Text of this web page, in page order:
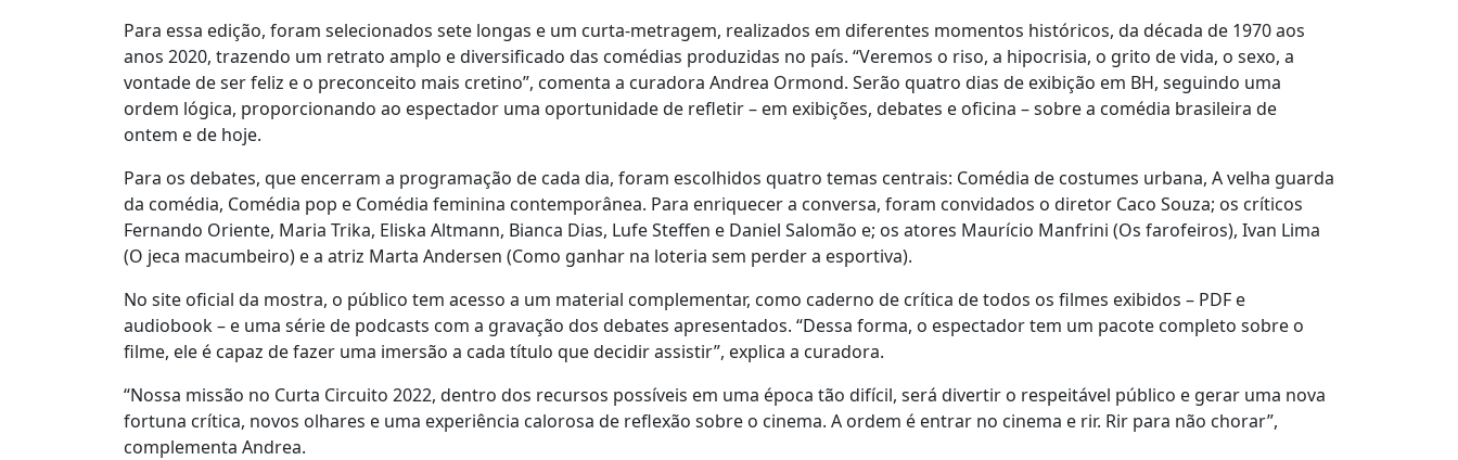
Para essa edição, foram selecionados sete longas e um curta-metragem, realizados em diferentes momentos históricos, da década de 1970 aos
anos 2020, trazendo um retrato amplo e diversificado das comédias produzidas no país. “Veremos o riso, a hipocrisia, o grito de vida, o sexo, a
vontade de ser feliz e o preconceito mais cretino”, comenta a curadora Andrea Ormond. Serão quatro dias de exibição em BH, seguindo uma
ordem lógica, proporcionando ao espectador uma oportunidade de refletir – em exibições, debates e oficina – sobre a comédia brasileira de
ontem e de hoje.
Para os debates, que encerram a programação de cada dia, foram escolhidos quatro temas centrais: Comédia de costumes urbana, A velha guarda
da comédia, Comédia pop e Comédia feminina contemporânea. Para enriquecer a conversa, foram convidados o diretor Caco Souza; os críticos
Fernando Oriente, Maria Trika, Eliska Altmann, Bianca Dias, Lufe Steffen e Daniel Salomão e; os atores Maurício Manfrini (Os farofeiros), Ivan Lima
(O jeca macumbeiro) e a atriz Marta Andersen (Como ganhar na loteria sem perder a esportiva).
No site oficial da mostra, o público tem acesso a um material complementar, como caderno de crítica de todos os filmes exibidos – PDF e
audiobook – e uma série de podcasts com a gravação dos debates apresentados. “Dessa forma, o espectador tem um pacote completo sobre o
filme, ele é capaz de fazer uma imersão a cada título que decidir assistir”, explica a curadora.
“Nossa missão no Curta Circuito 2022, dentro dos recursos possíveis em uma época tão difícil, será divertir o respeitável público e gerar uma nova
fortuna crítica, novos olhares e uma experiência calorosa de reflexão sobre o cinema. A ordem é entrar no cinema e rir. Rir para não chorar”,
complementa Andrea.